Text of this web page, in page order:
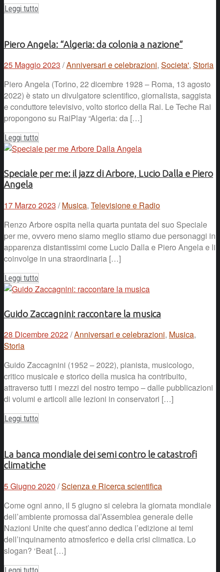
Leggi tutto
Piero Angela: “Algeria: da colonia a nazione”
25 Maggio 2023 /Anniversari e celebrazioni, Societa', Storia
Piero Angela (Torino, 22 dicembre 1928 – Roma, 13 agosto
2022) è stato un divulgatore scientifico, giornalista, saggista
e conduttore televisivo, volto storico della Rai. Le Teche Rai
propongono su RaiPlay “Algeria: da […]
Leggi tutto
Speciale per me: il jazz di Arbore, Lucio Dalla e Piero
Angela
17 Marzo 2023 / Musica, Televisione e Radio
Renzo Arbore ospita nella quarta puntata del suo Speciale
per me, ovvero meno siamo meglio stiamo due personaggi in
apparenza distantissimi come Lucio Dalla e Piero Angela e li
coinvolge in una straordinaria […]
Leggi tutto
Guido Zaccagnini: raccontare la musica
28 Dicembre 2022/Anniversari e celebrazioni, Musica,
Storia
Guido Zaccagnini (1952 – 2022), pianista, musicologo,
critico musicale e storico della musica ha contribuito,
attraverso tutti i mezzi del nostro tempo – dalle pubblicazioni
di volumi e articoli alle lezioni in conservatori […]
Leggi tutto
La banca mondiale dei semi contro le catastrofi
climatiche
5 Giugno 2020 /Scienza e Ricerca scientifica
Come ogni anno, il 5 giugno si celebra la giornata mondiale
dell’ambiente promossa dal’Assemblea generale delle
Nazioni Unite che quest’anno dedica l’edizione ai temi
dell’inquinamento atmosferico e della crisi climatica. Lo
slogan? ‘Beat […]
Leggi tutto